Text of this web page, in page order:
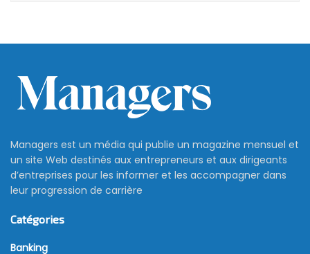
Managers est un média qui publie un magazine mensuel et
un site Web destinés aux entrepreneurs et aux dirigeants
d’entreprises pour les informer et les accompagner dans
leur progression de carrière
Catégories
Banking